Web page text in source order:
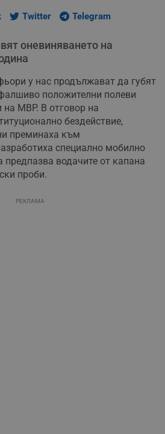
Twitter Telegram
оневиняването на
у нас продължават да губят
положителни полеви
на МВР. В отговор на
бездействие,
преминаха към
специално мобилно
предпазва водачите от капана
проби.
РЕКЛАМА